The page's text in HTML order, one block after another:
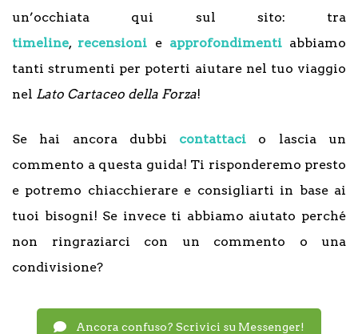
un’occhiata qui sul sito: tra
timeline, recensioni e approfondimentiabbiamo
tanti strumenti per poterti aiutare nel tuo viaggio
nel Lato Cartaceo della Forza!
Se hai ancora dubbi contattaci
o lascia un
commento a questa guida! Ti risponderemo presto
e potremo chiacchierare e consigliarti in base ai
tuoi bisogni! Se invece ti abbiamo aiutato perché
non ringraziarci con un commento o una
condivisione?
Ancora confuso? Scrivici su Messenger!